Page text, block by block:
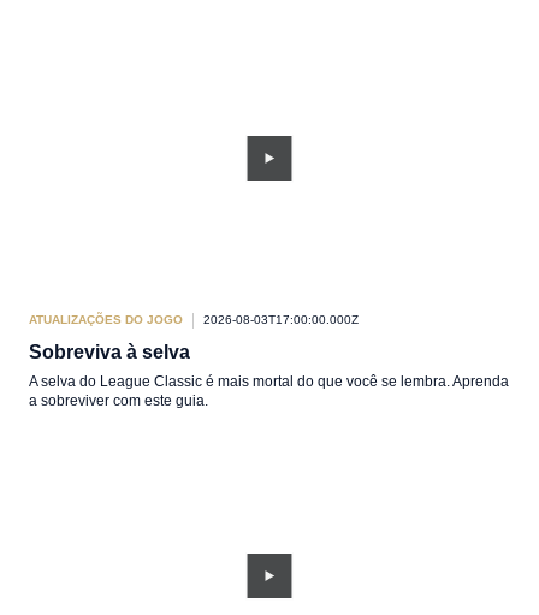
ATUALIZAÇÕES DO JOGO 2026-08-03T17:00:00.000Z
Sobreviva à selva
A selva do League Classic é mais mortal do que você se lembra. Aprenda
a sobreviver com este guia.